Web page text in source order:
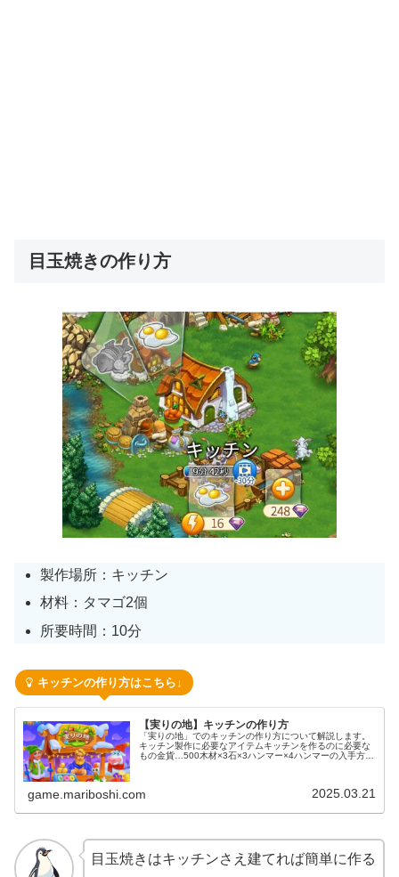
目玉焼きの作り方
製作場所：キッチン
材料：タマゴ2個
所要時間：10分
キッチンの作り方はこちら↓
【実りの地】キッチンの作り方
「実りの地」でのキッチンの作り方について解説します。
キッチン製作に必要なアイテムキッチンを作るのに必要な
もの金貨…500木材×3石×3ハンマー×4ハンマーの入手方法
game.mariboshi.com 2025.03.21
目玉焼きはキッチンさえ建てれば簡単に作る